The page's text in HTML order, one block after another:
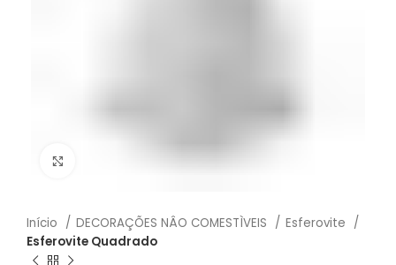
Início DECORAÇÕES NÂO COMESTÌVEIS
Esferovite
Esferovite Quadrado